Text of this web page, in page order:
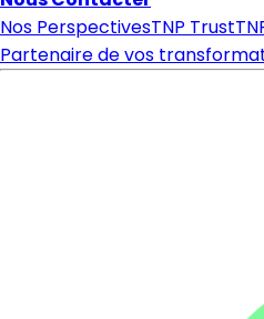
Nos PerspectivesTNP Trust
Partenaire de vos